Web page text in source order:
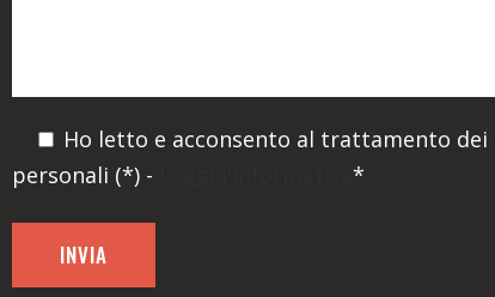
Ho letto e acconsento al trattamento dei
personali (*) -
*